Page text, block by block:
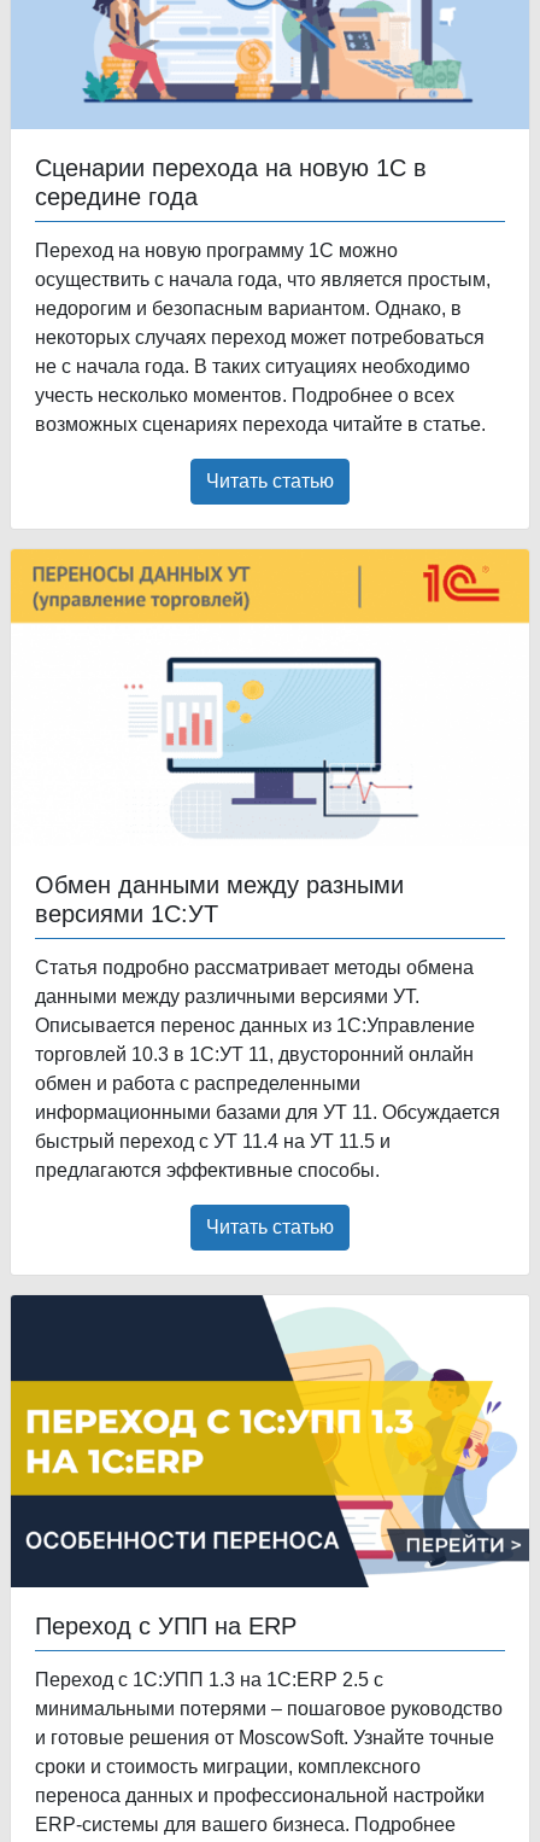
Сценарии перехода на новую 1С в
середине года
Переход на новую программу 1С можно
осуществить с начала года, что является простым,
недорогим и безопасным вариантом. Однако, в
некоторых случаях переход может потребоваться
не с начала года. В таких ситуациях необходимо
учесть несколько моментов. Подробнее о всех
возможных сценариях перехода читайте в статье.
Читать статью
Обмен данными между разными
версиями 1С:УТ
Статья подробно рассматривает методы обмена
данными между различными версиями УТ.
Описывается перенос данных из 1С:Управление
торговлей 10.3 в 1С:УТ 11, двусторонний онлайн
обмен и работа с распределенными
информационными базами для УТ 11. Обсуждается
быстрый переход с УТ 11.4 на УТ 11.5 и
предлагаются эффективные способы.
Читать статью
Переход с УПП на ERP
Переход с 1С:УПП 1.3 на 1С:ERP 2.5 с
минимальными потерями – пошаговое руководство
и готовые решения от MoscowSoft. Узнайте точные
сроки и стоимость миграции, комплексного
переноса данных и профессиональной настройки
ERP-системы для вашего бизнеса. Подробнее